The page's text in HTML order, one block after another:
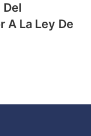
A La Ley De